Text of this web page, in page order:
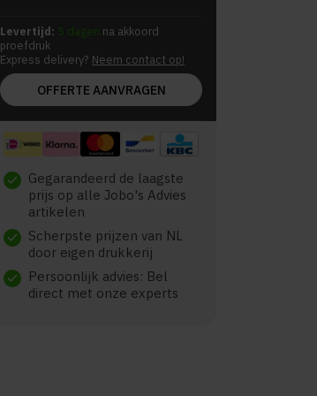
Levertijd: 5 dagen na akkoord
proefdruk
Express delivery? Neem contact op!
OFFERTE AANVRAGEN
check Gegarandeerd de laagste
prijs op alle Jobo's Advies
artikelen
check Scherpste prijzen van NL
door eigen drukkerij
check
Persoonlijk advies: Bel
direct met onze experts